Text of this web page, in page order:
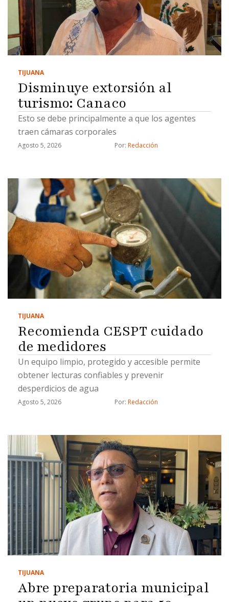
TIJUANA
Disminuye extorsión al
turismo: Canaco
Esto se debe principalmente a que los agentes
traen cámaras corporales
Agosto 5, 2026 Por: Redacción
TIJUANA
Recomienda CESPT cuidado
de medidores
Un equipo limpio, protegido y accesible permite
obtener lecturas confiables y prevenir
desperdicios de agua
Agosto 5, 2026 Por: Redacción
TIJUANA
Abre preparatoria municipal